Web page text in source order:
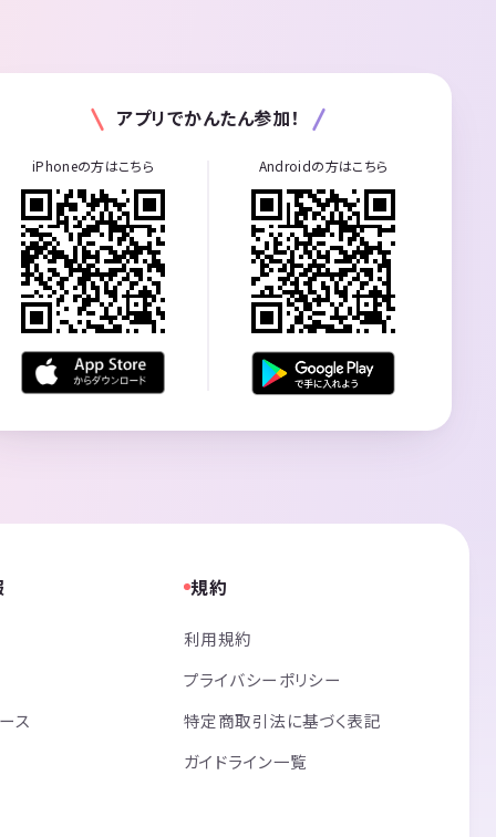
アプリでかんたん参加！
iPhoneの方はこちら Androidの方はこちら
ス
規約
利用規約
プライバシーポリシー
特定商取引法に基づく表記
ガイドライン一覧